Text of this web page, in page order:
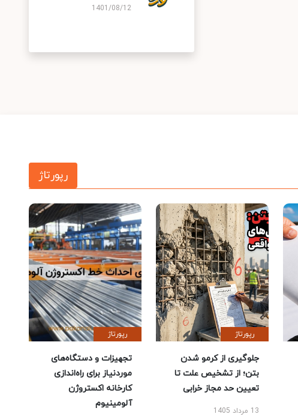
1401/08/12
رپورتاژ
رپورتاژ
جلوگیری از کرمو شدن
بتن؛ از تشخیص علت تا
تعیین حد مجاز خرابی
13 مرداد 1405
رپورتاژ
تجهیزات و دستگاه‌های
موردنیاز برای راه‌اندازی
کارخانه اکستروژن
آلومینیوم